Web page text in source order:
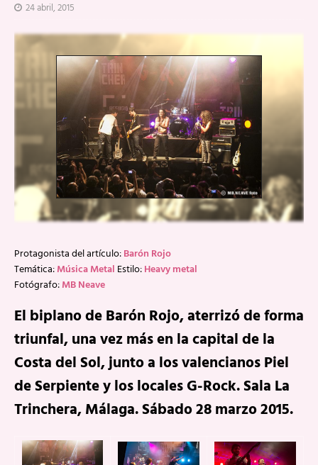
24 abril, 2015
Protagonista del artículo:Barón Rojo
Temática:Música Metal Estilo:Heavy metal
Fotógrafo:MB Neave
El biplano de Barón Rojo, aterrizó de forma
triunfal, una vez más en la capital de la
Costa del Sol, junto a los valencianos Piel
de Serpiente y los locales G-Rock. Sala La
Trinchera, Málaga. Sábado 28 marzo 2015.